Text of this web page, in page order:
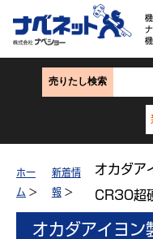
売りたし検索
ホー
ム >
新着情
報>
オカダア
CR30超
オカダアイヨン